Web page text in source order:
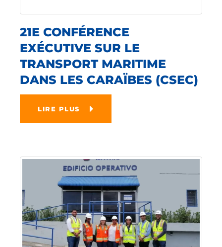
21E CONFÉRENCE
EXÉCUTIVE SUR LE
TRANSPORT MARITIME
DANS LES CARAÏBES (CSEC)
LIRE PLUS